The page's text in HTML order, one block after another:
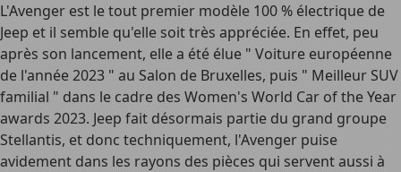
L'Avenger est le tout premier modèle 100 % électrique de
Jeep et il semble qu'elle soit très appréciée. En effet, peu
après son lancement, elle a été élue " Voiture européenne
de l'année 2023 " au Salon de Bruxelles, puis " Meilleur SUV
familial " dans le cadre des Women's World Car of the Year
awards 2023. Jeep fait désormais partie du grand groupe
Stellantis, et donc techniquement, l'Avenger puise
avidement dans les rayons des pièces qui servent aussi à